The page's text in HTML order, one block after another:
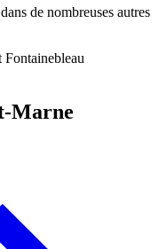
de nombreuses autres
Fontainebleau
Marne